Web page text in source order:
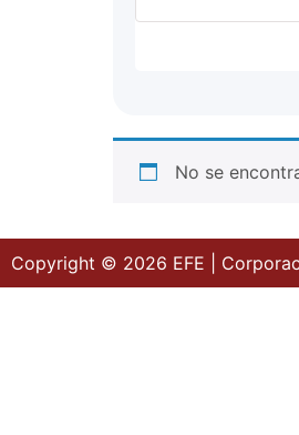
No se
Copyright © 2026 EFE |